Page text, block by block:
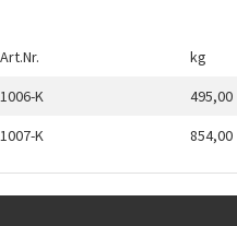
Art.Nr.
kg
1006-K
495,00
1007-K 854,00